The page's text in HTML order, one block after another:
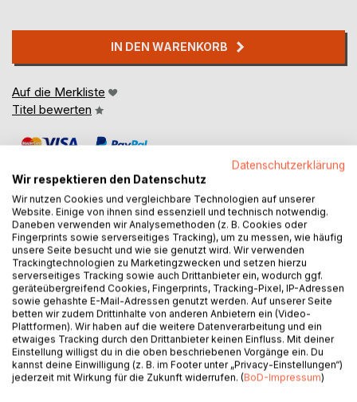
IN DEN WARENKORB
Auf die Merkliste
Titel bewerten
BESCHREIBUNG
Fingernagelkauen ist ein nerviges und häufiges
Verhaltensproblem, das viele Menschen plagen kann. Es
kann zu Schmerzen und Verletzungen führen, die das
Kauen verstärken können. Aber es gibt auch einen
einfachen Weg, um sich von dem nervigen Verhalten zu
befreien: Du musst nur lernen, wie du damit umgehen
solltest! Fingernagelkauen ist oft ein Zeichen dafür, dass
Datenschutzerklärung
Wir respektieren den Datenschutz
Wir nutzen Cookies und vergleichbare Technologien auf unserer
Website. Einige von ihnen sind essenziell und technisch notwendig.
Daneben verwenden wir Analysemethoden (z. B. Cookies oder
Fingerprints sowie serverseitiges Tracking), um zu messen, wie häufig
unsere Seite besucht und wie sie genutzt wird. Wir verwenden
Trackingtechnologien zu Marketingzwecken und setzen hierzu
serverseitiges Tracking sowie auch Drittanbieter ein, wodurch ggf.
geräteübergreifend Cookies, Fingerprints, Tracking-Pixel, IP-Adressen
sowie gehashte E-Mail-Adressen genutzt werden. Auf unserer Seite
betten wir zudem Drittinhalte von anderen Anbietern ein (Video-
Plattformen). Wir haben auf die weitere Datenverarbeitung und ein
etwaiges Tracking durch den Drittanbieter keinen Einfluss. Mit deiner
Einstellung willigst du in die oben beschriebenen Vorgänge ein. Du
kannst deine Einwilligung (z. B. im Footer unter „Privacy-Einstellungen“)
jederzeit mit Wirkung für die Zukunft widerrufen. (BoD-Impressum)